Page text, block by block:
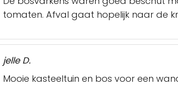
tomaten. Afval gaat hopelijk naar de
jelle D.
Mooie kasteeltuin en bos voor een